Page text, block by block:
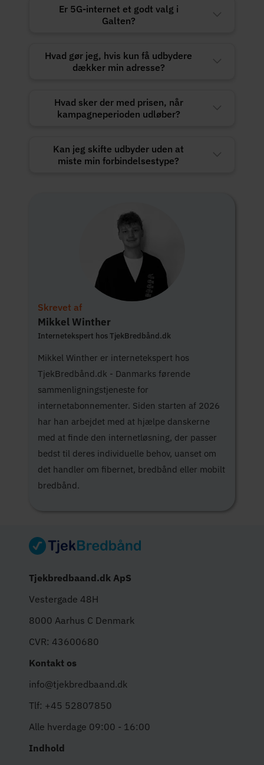
Er 5G-internet et godt valg i
Galten?
Hvad gør jeg, hvis kun få udbydere
dækker min adresse?
Hvad sker der med prisen, når
kampagneperioden udløber?
Kan jeg skifte udbyder uden at
miste min forbindelsestype?
Skrevet af
Mikkel Winther
Internetekspert hos TjekBredbånd.dk
Mikkel Winther er internetekspert hos
TjekBredbånd.dk - Danmarks førende
sammenligningstjeneste for
internetabonnementer. Siden starten af 2026
har han arbejdet med at hjælpe danskerne
med at finde den internetløsning, der passer
bedst til deres individuelle behov, uanset om
det handler om fibernet, bredbånd eller mobilt
bredbånd.
Tjekbredbaand.dk ApS
Vestergade 48H
8000 Aarhus C Denmark
CVR: 43600680
Kontakt os
info@tjekbredbaand.dk
Tlf: +45 52807850
Alle hverdage 09:00 - 16:00
Indhold